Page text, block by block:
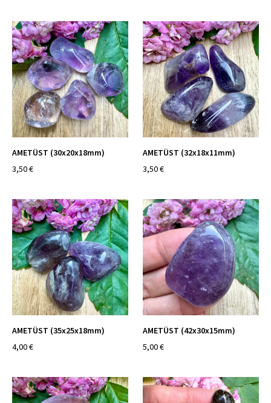
AMETÜST (30x20x18mm)
3,50 €
AMETÜST (32x18x11mm)
3,50 €
AMETÜST (35x25x18mm)
4,00 €
AMETÜST (42x30x15mm)
5,00 €